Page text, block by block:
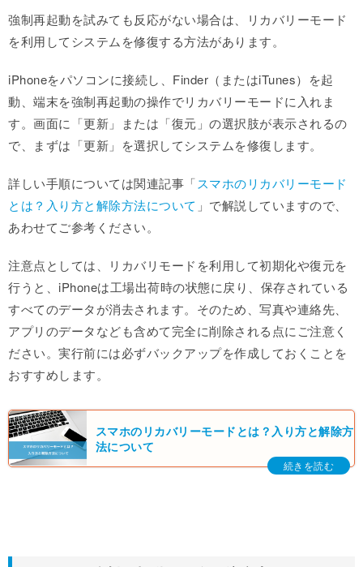
強制再起動を試みても反応がない場合は、リカバリーモード
を利用してシステムを修復する方法があります。
iPhoneをパソコンに接続し、Finder（またはiTunes）を起
動、端末を強制再起動の操作でリカバリーモードに入れま
す。画面に「更新」または「復元」の選択肢が表示されるの
で、まずは「更新」を選択してシステムを修復します。
詳しい手順については関連記事「スマホのリカバリーモード
とは？入り方と解除方法について 」で解説していますので、
あわせてご参考ください。
注意点としては、リカバリモードを利用して初期化や復元を
行うと、iPhoneは工場出荷時の状態に戻り、保存されている
すべてのデータが消去されます。そのため、写真や連絡先、
アプリのデータなども含めて完全に削除される点にご注意く
ださい。実行前には必ずバックアップを作成しておくことを
おすすめします。
スマホのリカバリーモードとは？入り方と解除方
法について